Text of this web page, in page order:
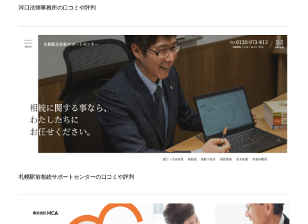
河口法律事務所の口コミや評判
札幌駅前相続サポートセンターの口コミや評判